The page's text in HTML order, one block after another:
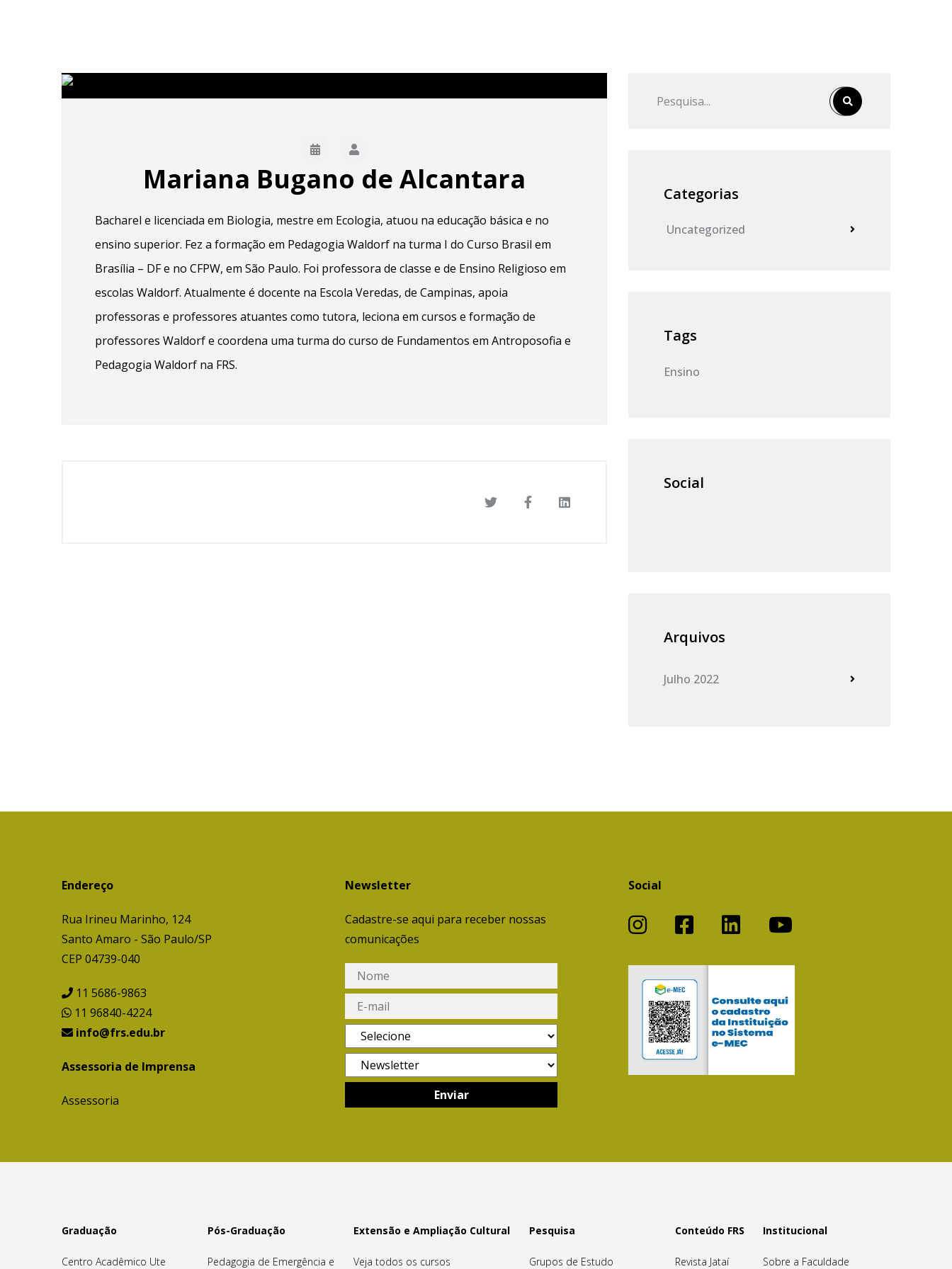
Mariana Bugano de Alcantara
Bacharel e licenciada em Biologia, mestre em Ecologia, atuou na educação básica e no
ensino superior. Fez a formação em Pedagogia Waldorf na turma I do Curso Brasil em
Brasília – DF e no CFPW, em São Paulo. Foi professora de classe e de Ensino Religioso em
escolas Waldorf. Atualmente é docente na Escola Veredas, de Campinas, apoia
professoras e professores atuantes como tutora, leciona em cursos e formação de
professores Waldorf e coordena uma turma do curso de Fundamentos em Antroposofia e
Pedagogia Waldorf na FRS.
Categorias
Uncategorized
Tags
Ensino
Social
Arquivos
Julho 2022
Endereço
Rua Irineu Marinho, 124
Santo Amaro - São Paulo/SP
CEP 04739-040
11 5686-9863
11 96840-4224
info@frs.edu.br
Assessoria de Imprensa
Assessoria
Newsletter
Cadastre-se aqui para receber nossas
comunicações
Social
Graduação
Centro Acadêmico Ute
Pós-Graduação
Pedagogia de Emergência e
Extensão e Ampliação Cultural
Veja todos os cursos
Pesquisa
Grupos de Estudo
Conteúdo FRS
Revista Jataí
Institucional
Sobre a Faculdade